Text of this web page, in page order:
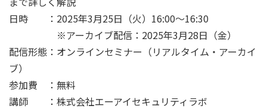
日時 ：2025年3月25日（火）16:00～16:30
※アーカイブ配信：2025年3月28日（金）
配信形態：オンラインセミナー（リアルタイム・アーカイ
ブ）
参加費 ：無料
講師 ：株式会社エーアイセキュリティラボ